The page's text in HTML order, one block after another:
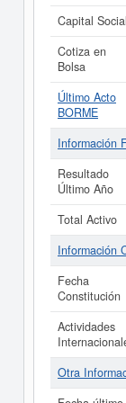
Capital Social
Cotiza en
Bolsa
Último Acto
BORME
Información
Resultado
Último Año
Total Activo
Información
Fecha
Constitución
Actividades
Otra